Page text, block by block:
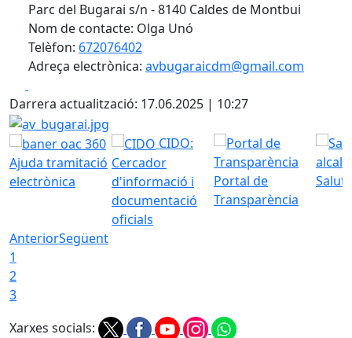
Parc del Bugarai s/n - 8140 Caldes de Montbui
Nom de contacte: Olga Unó
Telèfon: 672076402
Adreça electrònica: avbugaraicdm@gmail.com
Darrera actualització: 17.06.2025 | 10:27
av_bugarai.jpg
Ajuda tramitació
electrònica
CIDO:
Cercador
d'informació i
documentació
oficials
Portal de
Transparència
AnteriorSegüent
1
2
3
Xarxes socials: